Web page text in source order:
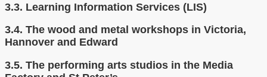
3.3. Learning Information Services (LIS)
3.4. The wood and metal workshops in Victoria,
Hannover and Edward
3.5. The performing arts studios in the Media